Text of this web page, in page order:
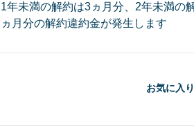
1年未満の解約は3ヵ月分、2年未満の
ヵ月分の解約違約金が発生します
お気に入